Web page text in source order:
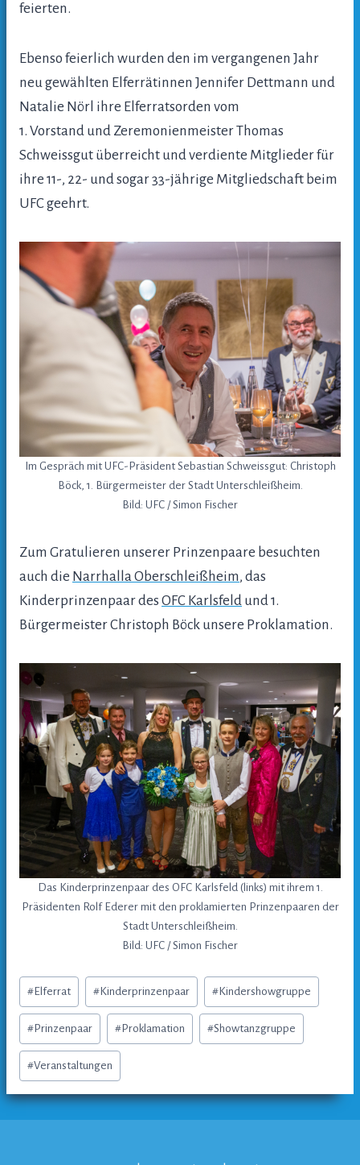
feierten.
Ebenso feierlich wurden den im vergangenen Jahr
neu gewählten Elferrätinnen Jennifer Dettmann und
Natalie Nörl ihre Elferratsorden vom
1. Vorstand und Zeremonienmeister Thomas
Schweissgut überreicht und verdiente Mitglieder für
ihre 11-, 22- und sogar 33-jährige Mitgliedschaft beim
UFC geehrt.
Im Gespräch mit UFC-Präsident Sebastian Schweissgut: Christoph
Böck, 1. Bürgermeister der Stadt Unterschleißheim.
Bild: UFC / Simon Fischer
Zum Gratulieren unserer Prinzenpaare besuchten
auch die Narrhalla Oberschleißheim, das
Kinderprinzenpaar des OFC Karlsfeld und 1.
Bürgermeister Christoph Böck unsere Proklamation.
Das Kinderprinzenpaar des OFC Karlsfeld (links) mit ihrem 1.
Präsidenten Rolf Ederer mit den proklamierten Prinzenpaaren der
Stadt Unterschleißheim.
Bild: UFC / Simon Fischer
Beitrags
Tags:
# Elferrat #Kinderprinzenpaar #Kindershowgruppe
# Prinzenpaar #Proklamation #Showtanzgruppe
#Veranstaltungen